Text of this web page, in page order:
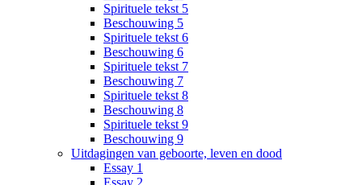
Spirituele tekst 5
Beschouwing 5
Spirituele tekst 6
Beschouwing 6
Spirituele tekst 7
Beschouwing 7
Spirituele tekst 8
Beschouwing 8
Spirituele tekst 9
Beschouwing 9
Uitdagingen van geboorte, leven en dood
Essay 1
Essay 2